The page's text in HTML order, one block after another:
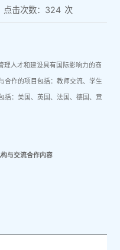
点击次数： 324 次
理人才和建设具有国际影响力的商
合作的项目包括：教师交流、学生
括：美国、英国、法国、德国、意
与交流合作内容